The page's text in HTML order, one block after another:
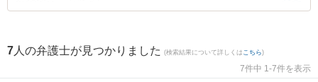
7 人の弁護士が見つかりました (検索結果について詳しくは こちら)
7件中 1-7件を表示